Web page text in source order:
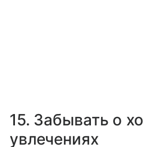
15. Забывать о
увлечениях